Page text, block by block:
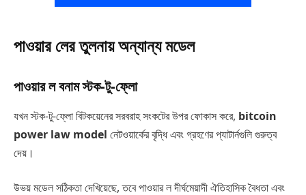
পাওয়ার লের তুলনায় অন্যান্য মডেল
পাওয়ার ল বনাম স্টক-টু-ফ্লো
যখন স্টক-টু-ফ্লো বিটকয়েনের সরবরাহ সংকটের উপর ফোকাস করে, bitcoin
power law model নেটওয়ার্কের বৃদ্ধি এবং গ্রহণের প্যাটার্নগুলি গুরুত্ব
দেয়।
উভয় মডেল সঠিকতা দেখিয়েছে, তবে পাওয়ার ল দীর্ঘমেয়াদী ঐতিহাসিক বৈধতা এবং